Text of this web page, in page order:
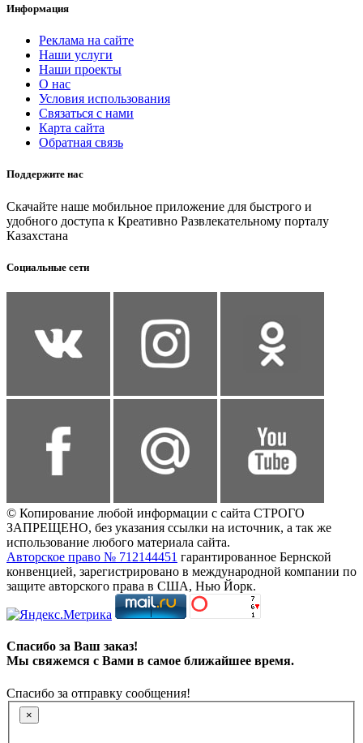
Информация
Реклама на сайте
Наши услуги
Наши проекты
О нас
Условия использования
Связаться с нами
Карта сайта
Обратная связь
Поддержите нас
Скачайте наше мобильное приложение для быстрого и
удобного доступа к Креативно Развлекательному порталу
Казахстана
Социальные сети
© Копирование любой информации с сайта СТРОГО
ЗАПРЕЩЕНО, без указания ссылки на источник, а так же
использование любого материала сайта.
Авторское право № 712144451 гарантированное Бернской
конвенцией, зарегистрировано в международной компании по
защите авторского права в США, Нью Йорк.
Спасибо за Ваш заказ!
Мы свяжемся с Вами в самое ближайшее время.
Спасибо за отправку сообщения!
×